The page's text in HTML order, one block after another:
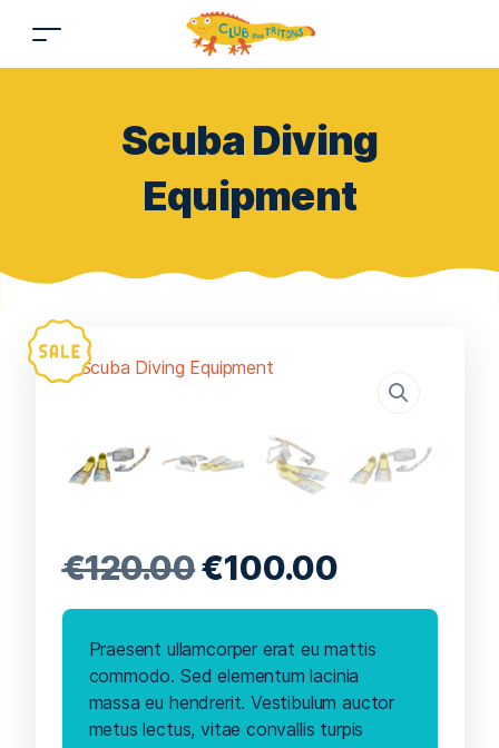
Scuba Diving
Equipment
€120.00€100.00
Praesent ullamcorper erat eu mattis
commodo. Sed elementum lacinia
massa eu hendrerit. Vestibulum auctor
metus lectus, vitae convallis turpis